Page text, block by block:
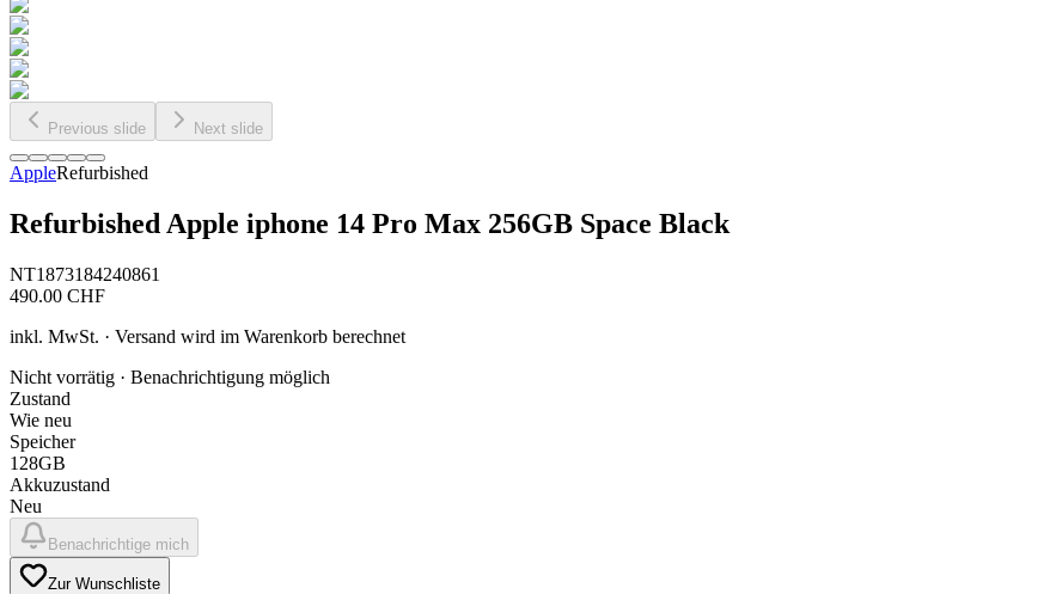
Previous slide Next slide
AppleRefurbished
Refurbished Apple iphone 14 Pro Max 256GB Space Black
NT1873184240861
490.00 CHF
inkl. MwSt. · Versand wird im Warenkorb berechnet
Nicht vorrätig · Benachrichtigung möglich
Zustand
Wie neu
Speicher
128GB
Akkuzustand
Neu
Benachrichtige mich
Zur Wunschliste